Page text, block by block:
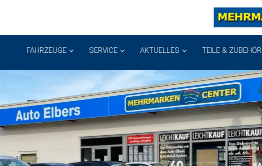
FAHRZEUGE SERVICE AKTUELLES TEILE & ZUBEHÖR